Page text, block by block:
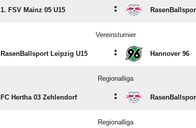
1. FSV Mainz 05 U15 :
Vereinsturnier
RasenBallsport Leipzig U15 : Hannover 96
Regionalliga
FC Hertha 03 Zehlendorf :
Regionalliga